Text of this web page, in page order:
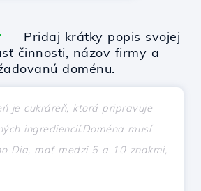
— Pridaj krátky popis svojej
činnosti, názov firmy a
doménu.